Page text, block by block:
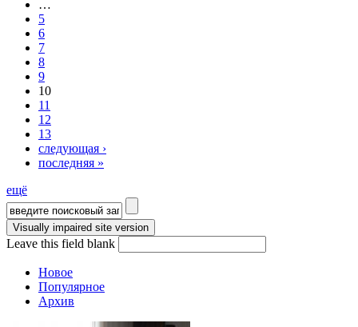
…
5
6
7
8
9
10
11
12
13
следующая ›
последняя »
ещё
Форма поиска
Leave this field blank
Новое
Популярное
Архив